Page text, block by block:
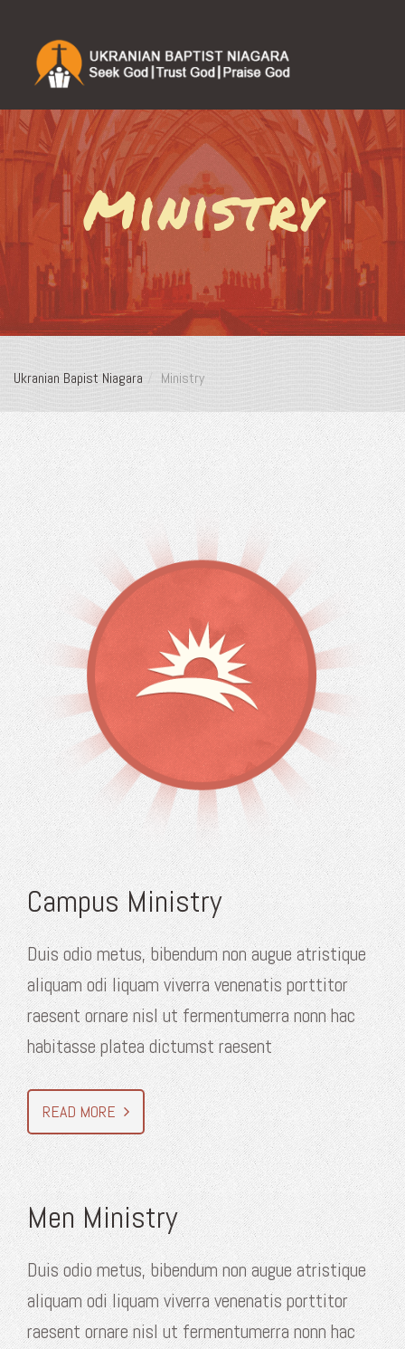
Ministry
Ukranian Bapist Niagara Ministry
Campus Ministry
Duis odio metus, bibendum non augue atristique
aliquam odi liquam viverra venenatis porttitor
raesent ornare nisl ut fermentumerra nonn hac
habitasse platea dictumst raesent
READ MORE
Men Ministry
Duis odio metus, bibendum non augue atristique
aliquam odi liquam viverra venenatis porttitor
raesent ornare nisl ut fermentumerra nonn hac